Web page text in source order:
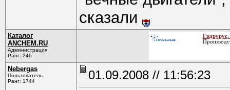
сказали
Каталог
ANCHEM.RU
Администрация
Ранг: 246
Nebergas
Пользователь
Ранг: 1744
01.09.2008 // 11:56:23